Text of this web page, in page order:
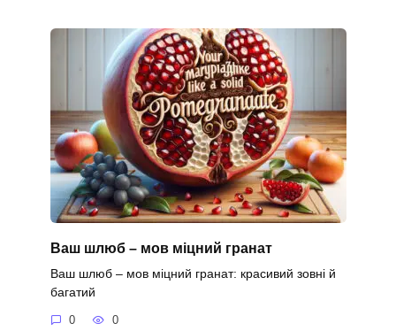
Ваш шлюб – мов міцний гранат
Ваш шлюб – мов міцний гранат: красивий зовні й
багатий
0 0